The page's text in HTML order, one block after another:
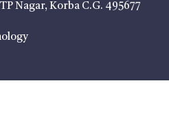
Nagar, Korba C.G. 495677